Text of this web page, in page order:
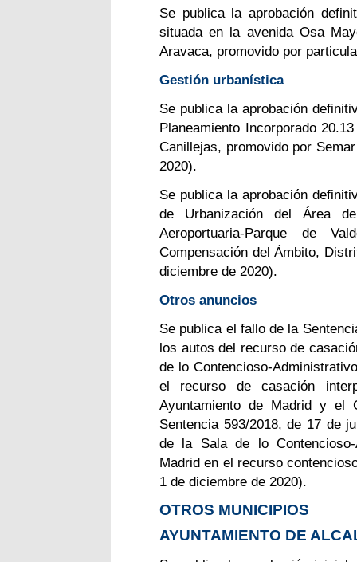
Se publica la aprobación
situada en la avenida Osa
Aravaca, promovido por
Gestión urbanística
Se publica la aprobación
Planeamiento Incorporado
Canillejas, promovido por
2020).
Se publica la aprobación
de Urbanización del Área de
Aeroportuaria-Parque de
Compensación del Ámbito,
diciembre de 2020).
Otros anuncios
Se publica el fallo de la
los autos del recurso de
de lo Contencioso-
el recurso de casación
Ayuntamiento de Madrid y el
Sentencia 593/2018, de 17 de
de la Sala de lo
Madrid en el recurso
1 de diciembre de 2020).
OTROS MUNICIPIOS
AYUNTAMIENTO DE